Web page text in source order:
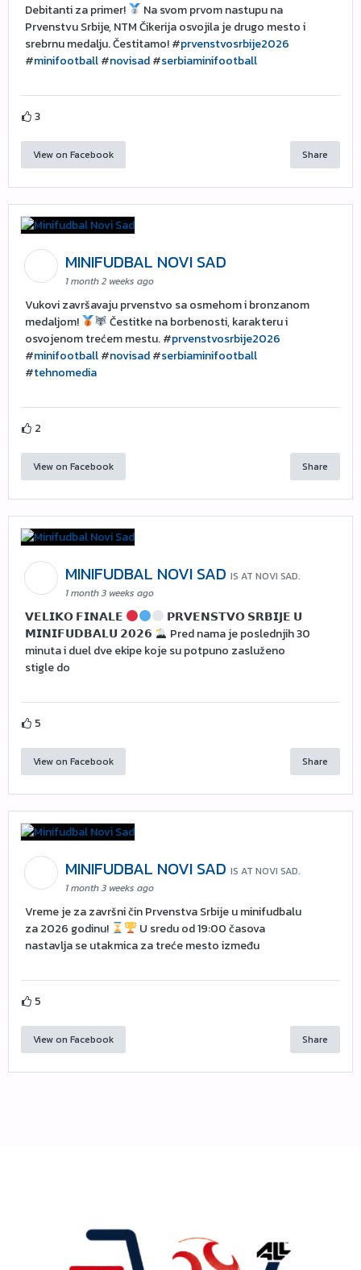
Debitanti za primer!
Na svom prvom nastupu na
Prvenstvu Srbije, NTM Čikerija osvojila je drugo mesto i
srebrnu medalju. Čestitamo! #prvenstvosrbije2026
#minifootball#novisad#serbiaminifootball
3
View on Facebook Share
MINIFUDBAL NOVI SAD
1 month 2 weeks ago
Vukovi završavaju prvenstvo sa osmehom i bronzanom
medaljom!
Čestitke na borbenosti, karakteru i
osvojenom trećem mestu. #prvenstvosrbije2026
#minifootball#novisad#serbiaminifootball
#tehnomedia
2
View on Facebook Share
MINIFUDBAL NOVI SAD IS AT NOVI SAD.
1 month 3 weeks ago
𝗩𝗘𝗟𝗜𝗞𝗢 𝗙𝗜𝗡𝗔𝗟𝗘
𝗣𝗥𝗩𝗘𝗡𝗦𝗧𝗩𝗢 𝗦𝗥𝗕𝗜𝗝𝗘 𝗨
𝗠𝗜𝗡𝗜𝗙𝗨𝗗𝗕𝗔𝗟𝗨 𝟮𝟬𝟮𝟲
Pred nama je poslednjih 30
minuta i duel dve ekipe koje su potpuno zasluženo
stigle do
5
View on Facebook Share
MINIFUDBAL NOVI SAD IS AT NOVI SAD.
1 month 3 weeks ago
Vreme je za završni čin Prvenstva Srbije u minifudbalu
za 2026 godinu!
U sredu od 19:00 časova
nastavlja se utakmica za treće mesto između
5
View on Facebook Share